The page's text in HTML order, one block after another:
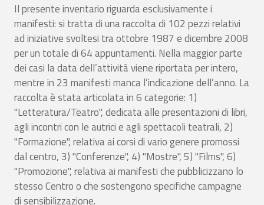
Il presente inventario riguarda esclusivamente i
manifesti: si tratta di una raccolta di 102 pezzi relativi
ad iniziative svoltesi tra ottobre 1987 e dicembre 2008
per un totale di 64 appuntamenti. Nella maggior parte
dei casi la data dell’attività viene riportata per intero,
mentre in 23 manifesti manca l’indicazione dell’anno. La
raccolta è stata articolata in 6 categorie: 1)
"Letteratura/Teatro", dedicata alle presentazioni di libri,
agli incontri con le autrici e agli spettacoli teatrali, 2)
"Formazione", relativa ai corsi di vario genere promossi
dal centro, 3) "Conferenze", 4) "Mostre", 5) "Films", 6)
"Promozione", relativa ai manifesti che pubblicizzano lo
stesso Centro o che sostengono specifiche campagne
di sensibilizzazione.